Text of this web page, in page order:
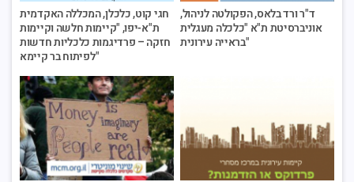
חגי קוט, כלכלן, המכללה האקדמית
ת"א-יפו, "קיימות חלשה וקיימות
חזקה – פרדיגמות כלכליות חדשות
לפיתוח בר קיימא"
ד"ר ורד בלאס, הפקולטה לניהול,
אוניברסיטת ת"א "כלכלה מעגלית
בראייה עירונית"